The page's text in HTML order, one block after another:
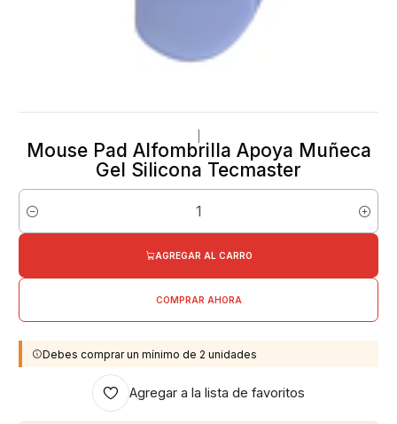
Mouse Pad Alfombrilla Apoya Muñeca
Gel Silicona Tecmaster
Cantidad
AGREGAR AL CARRO
COMPRAR AHORA
Debes comprar un mínimo de 2 unidades
Agregar a la lista de favoritos